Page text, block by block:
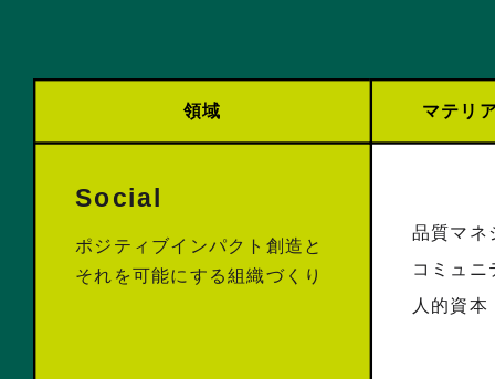
領域 マテリ
Social
ポジティブインパクト創造と
それを可能にする組織づくり
品質マネ
コミュニ
人的資本